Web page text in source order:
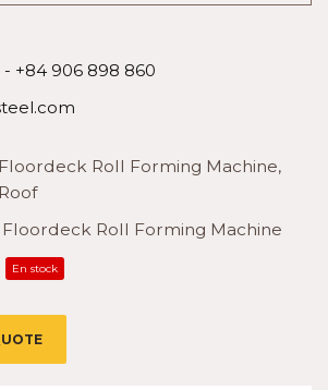
- +84 906 898 860
Floordeck Roll Forming Machine,
Roof
Floordeck Roll Forming Machine
En stock